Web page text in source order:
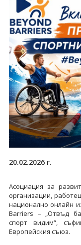
20.02.2026 г.
Асоциация за
организации,
национално онлайн
Barriers – „Отвъд
спорт видим“,
Европейския съюз.